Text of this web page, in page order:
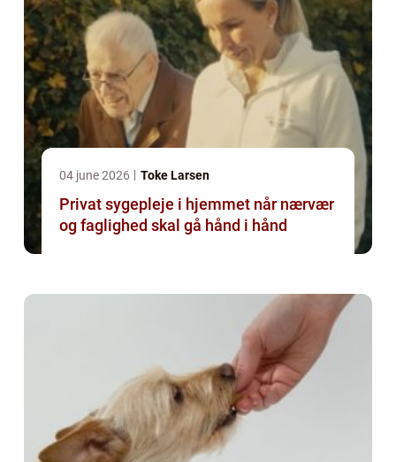
04 june 2026 Toke Larsen
Privat sygepleje i hjemmet når nærvær
og faglighed skal gå hånd i hånd